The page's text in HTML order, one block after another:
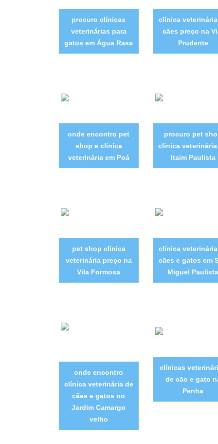
procuro clínicas
veterinárias para
gatos em Água Rasa
clínica
cães preço na
Prudente
onde encontro pet
shop e clínica
veterinária em Poá
procuro pet
clínica
Itaim Paulista
pet shop clínica
veterinária preço na
Vila Formosa
clínica
cães e gatos em
Miguel Paulista
onde encontro
clínica veterinária de
cães e gatos no
Jardim Camargo
velho
clínicas
de cão e gato
Penha